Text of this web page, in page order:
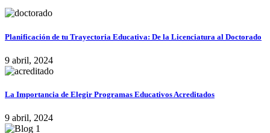
Planificación de tu Trayectoria Educativa: De la Licenciatura al Doctorado
9 abril, 2024
La Importancia de Elegir Programas Educativos Acreditados
9 abril, 2024